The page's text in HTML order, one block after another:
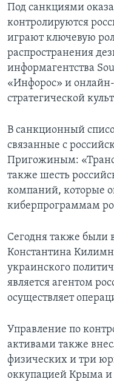
Под санкциями
контролируются
играют ключевую
распространения
информагентства
«Инфорос» и
стратегической
В санкционный
связанные с
Пригожиным:
также шесть
компаний, которые
киберпрограммам
Сегодня также были
Константина
украинского
является агентом
осуществляет
Управление по
активами также
физических и три
оккупацией Крыма